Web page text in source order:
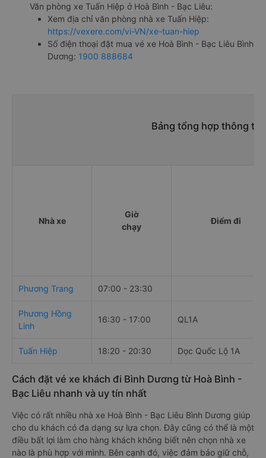
Văn phòng xe Tuấn Hiệp ở Hoà Bình - Bạc Liêu:
Xem địa chỉ văn phòng nhà xe Tuấn Hiệp:
https://vexere.com/vi-VN/xe-tuan-hiep
Số điện thoại đặt mua vé xe Hoà Bình - Bạc Liêu Bình
Dương: 1900 888684
Bảng tổng hợp thông
Nhà xe
Giờ
chạy
Điểm đi
Phương Trang 07:00 - 23:30
Phương Hồng
Linh
16:30 - 17:00 QL1A
Tuấn Hiệp 18:20 - 20:30 Dọc Quốc Lộ 1A
Cách đặt vé xe khách đi Bình Dương từ Hoà Bình -
Bạc Liêu nhanh và uy tín nhất
Việc có rất nhiều nhà xe Hoà Bình - Bạc Liêu Bình Dương giúp
cho du khách có đa dạng sự lựa chọn. Đây cũng có thể là một
điều bất lợi làm cho hàng khách không biết nên chọn nhà xe
nào là phù hợp với mình. Bên cạnh đó, việc đảm bảo giữ chỗ,